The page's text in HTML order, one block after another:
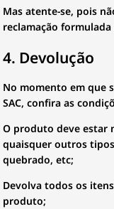
Mas atente-se, pois
reclamação
4. Devolução
No momento em que
SAC, confira as
O produto deve estar
quaisquer outros
quebrado, etc;
Devolva todos os
produto;